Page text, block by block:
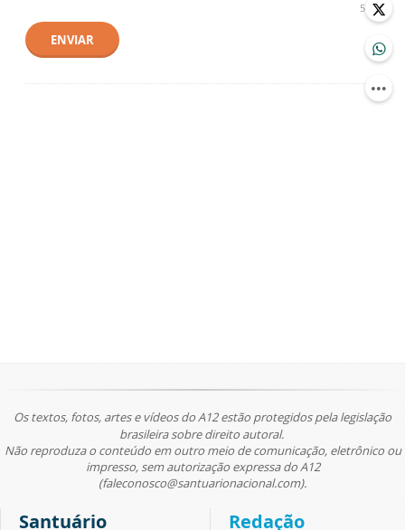
500
ENVIAR
Os textos, fotos, artes e vídeos do A12 estão protegidos pela legislação
brasileira sobre direito autoral.
Não reproduza o conteúdo em outro meio de comunicação, eletrônico ou
impresso, sem autorização expressa do A12
(faleconosco@santuarionacional.com).
Santuário Redação